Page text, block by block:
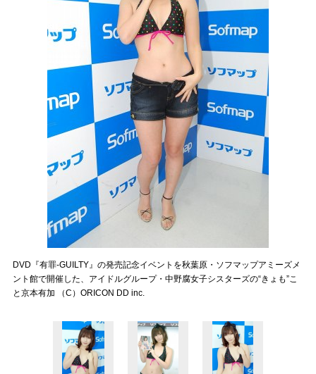
DVD『有罪-GUILTY』の発売記念イベントを秋葉原・ソフマップアミーズメ
ント館で開催した、アイドルグループ・中野腐女子シスターズの“きょも”こ
と京本有加 （C）ORICON DD inc.